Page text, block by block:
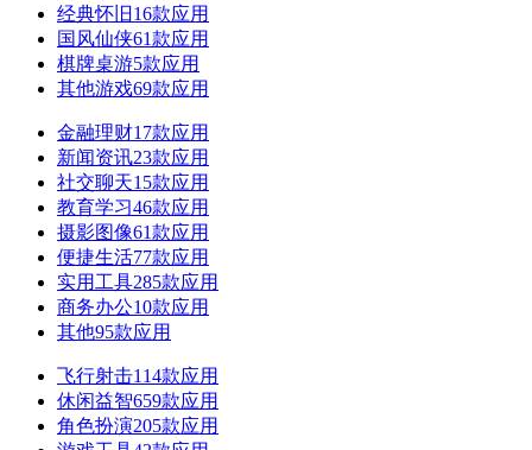
经典怀旧 16款应用
国风仙侠61款应用
棋牌桌游5款应用
其他游戏69款应用
金融理财17款应用
新闻资讯23款应用
社交聊天15款应用
教育学习46款应用
摄影图像61款应用
便捷生活77款应用
实用工具285款应用
商务办公10款应用
其他95款应用
飞行射击114款应用
休闲益智659款应用
角色扮演205款应用